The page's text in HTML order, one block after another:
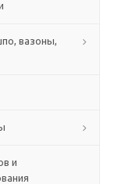
вазоны,
и